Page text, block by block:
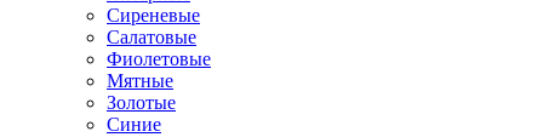
Сиреневые
Салатовые
Фиолетовые
Мятные
Золотые
Синие